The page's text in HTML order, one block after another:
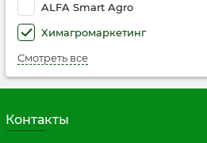
ALFA Smart Agro
Химагромаркетинг
Смотреть все
Контакты